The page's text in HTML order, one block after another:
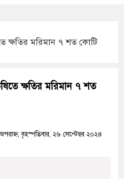
ক্ষতির মরিমান ৭ শত কোটি
ক্ষতির মরিমান ৭ শত
বৃহস্পতিবার, ২৬ সেপ্টেম্বর ২০২৪